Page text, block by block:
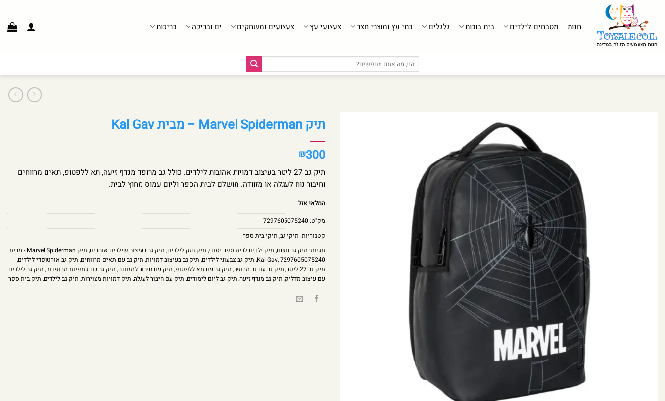
חנות
מטבחים לילדים בית בובות גלגלים בתי עץ ומוצרי חצר צעצועי עץ צעצועים ומשחקים ים ובריכה בריכות
עבור:
תיק Marvel Spiderman – מבית Kal Gav
₪300
תיק גב 27 ליטר בעיצוב דמויות אהובות לילדים. כולל גב מרופד מנדף זיעה, תא ללפטופ, תאים מרווחים
וחיבור נוח לעגלה או מזוודה. מושלם לבית הספר וליום עמוס מחוץ לבית.
המלאי אזל
מק"ט:7297605075240
קטגוריות: תיקי גב, תיקי בית ספר
תגיות: תיק גב נושם, תיק ילדים לבית ספר יסודי, תיק חזק לילדים, תיק גב בעיצוב שילדים אוהבים,
תיק Marvel Spiderman - מבית
Kal Gav,7297605075240
, תיק גב צבעוני לילדים, תיק גב בעיצוב דמויות, תיק גב עם תאים מרווחים, תיק גב אורטופדי לילדים,
תיק גב 27 ליטר
, תיק גב עם גב מרופד, תיק גב עם תא ללפטופ, תיק עם חיבור למזוודה, תיק גב עם כתפיות מרופדות, תיק גב לילדים
עם עיצוב מדליק, תיק גב מנדף זיעה, תיק גב ליום לימודים, תיק עם חיבור לעגלה, תיק דמויות מצוירות, תיק גב לילדים, תיק בית ספר